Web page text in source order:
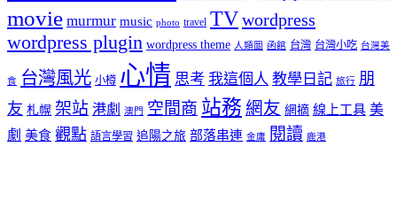
movie murmur music photo travel TVwordpress
wordpress plugin wordpress theme 人類圖 函館 台灣 台灣小吃 台灣美
食 台灣風光 小樽 心情 思考 我這個人 教學日記 旅行 朋
友 札幌 架站 港劇 澳門 空間商 站務 網友 網摘 線上工具 美
劇 美食 觀點 語言學習 追陽之旅 部落串連 金庸 閱讀 鹿港